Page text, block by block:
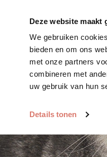
Deze website maakt
We gebruiken
bieden en om ons
met onze partners
combineren met
uw gebruik van hun
Details tonen
Zoek huisdier